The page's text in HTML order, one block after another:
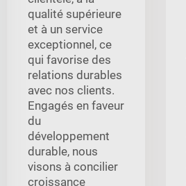
qualité supérieure
et à un service
exceptionnel, ce
qui favorise des
relations durables
avec nos clients.
Engagés en faveur
du
développement
durable, nous
visons à concilier
croissance